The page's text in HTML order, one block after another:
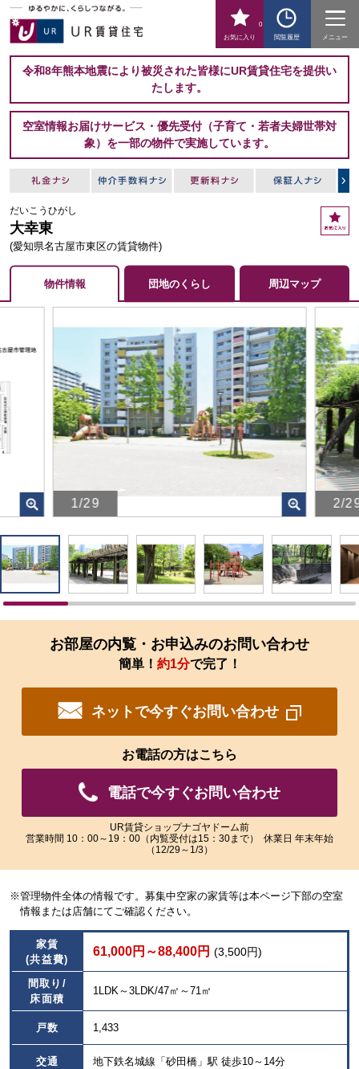
お気に入り
0
閲覧履歴
メニュー
令和8年熊本地震により被災された皆様にUR賃貸住宅を提供い
たします。
空室情報お届けサービス・優先受付（子育て・若者夫婦世帯対
象）を一部の物件で実施しています。
だいこうひがし
大幸東
(愛知県名古屋市東区の賃貸物件)
お
気
物件情報 団地のくらし 周辺マップ
1/29
画
像
を
リ
す
拡
大
さ
い
だ
ま
す。
2/
画
像
を
ク
リ
拡
い
だ
ま
お部屋の内覧・お申込みのお問い合わせ
簡単！ 約1分で完了！
ネットで今すぐお問い合わせ
お電話の方はこちら
電話で今すぐお問い合わせ
UR賃貸ショップナゴヤドーム前
営業時間 10：00～19：00（内覧受付は15：30まで） 休業日 年末年始
（12/29～1/3）
※管理物件全体の情報です。募集中空家の家賃等は本ページ下部の空室
情報または店舗にてご確認ください。
家賃
(共益費)
61,000円～88,400円 (3,500円)
間取り/
床面積
1LDK～3LDK/47㎡～71㎡
戸数 1,433
交通
地下鉄名城線「砂田橋」駅 徒歩10～14分